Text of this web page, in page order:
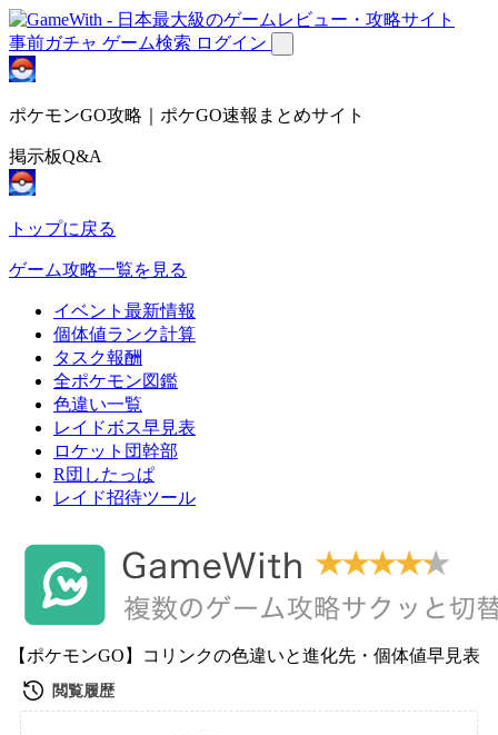
事前ガチャ ゲーム検索 ログイン
ポケモンGO攻略｜ポケGO速報まとめサイト
掲示板Q&A
トップに戻る
ゲーム攻略一覧を見る
イベント最新情報
個体値ランク計算
タスク報酬
全ポケモン図鑑
色違い一覧
レイドボス早見表
ロケット団幹部
R団したっぱ
レイド招待ツール
【ポケモンGO】コリンクの色違いと進化先・個体値早見表